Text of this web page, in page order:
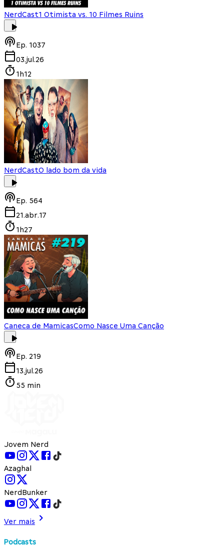
NerdCast1 Otimista vs. 10 Filmes Ruins
Ep. 1037
03.jul.26
1h12
NerdCastO lado bom da vida
Ep. 564
21.abr.17
1h27
Caneca de MamicasComo Nasce Uma Canção
Ep. 219
13.jul.26
55 min
Jovem Nerd
Azaghal
NerdBunker
Ver mais
Podcasts